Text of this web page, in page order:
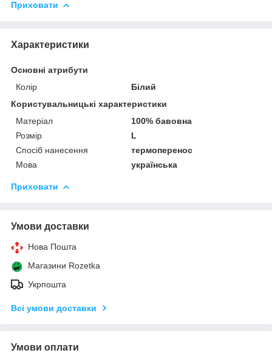
Приховати
Характеристики
Основні атрибути
Колір
Білий
Користувальницькі характеристики
Матеріал
100% бавовна
Розмір
L
Спосіб нанесення
термоперенос
Мова
українська
Приховати
Умови доставки
Нова Пошта
Магазини Rozetka
Укрпошта
Всі умови доставки
Умови оплати